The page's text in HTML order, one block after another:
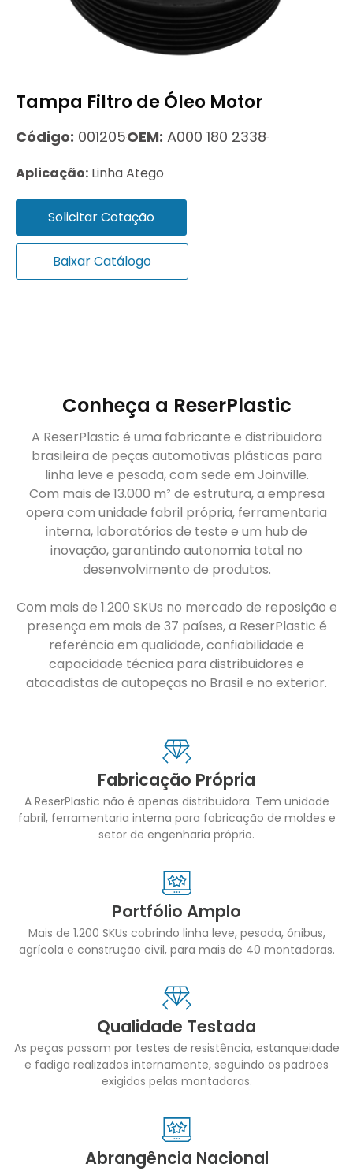
Tampa Filtro de Óleo Motor
Código: 001205OEM: A000 180 2338
Aplicação: Linha Atego
Solicitar Cotação
Baixar Catálogo
Conheça a ReserPlastic
A ReserPlastic é uma fabricante e distribuidora
brasileira de peças automotivas plásticas para
linha leve e pesada, com sede em Joinville.
Com mais de 13.000 m² de estrutura, a empresa
opera com unidade fabril própria, ferramentaria
interna, laboratórios de teste e um hub de
inovação, garantindo autonomia total no
desenvolvimento de produtos.
Com mais de 1.200 SKUs no mercado de reposição e
presença em mais de 37 países, a ReserPlastic é
referência em qualidade, confiabilidade e
capacidade técnica para distribuidores e
atacadistas de autopeças no Brasil e no exterior.
Fabricação Própria
A ReserPlastic não é apenas distribuidora. Tem unidade
fabril, ferramentaria interna para fabricação de moldes e
setor de engenharia próprio.
Portfólio Amplo
Mais de 1.200 SKUs cobrindo linha leve, pesada, ônibus,
agrícola e construção civil, para mais de 40 montadoras.
Qualidade Testada
As peças passam por testes de resistência, estanqueidade
e fadiga realizados internamente, seguindo os padrões
exigidos pelas montadoras.
Abrangência Nacional